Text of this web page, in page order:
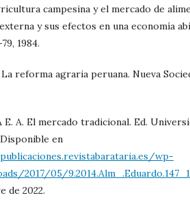
campesina y el mercado de
y sus efectos en una economía
1984.
reforma agraria peruana. Nueva
E. A. El mercado tradicional. Ed.
en
wp-
2017/05/
de 2022.